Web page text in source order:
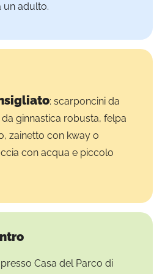
un adulto.
: scarponcini da
ginnastica robusta, felpa
zainetto con kway o
con acqua e piccolo
Casa del Parco di